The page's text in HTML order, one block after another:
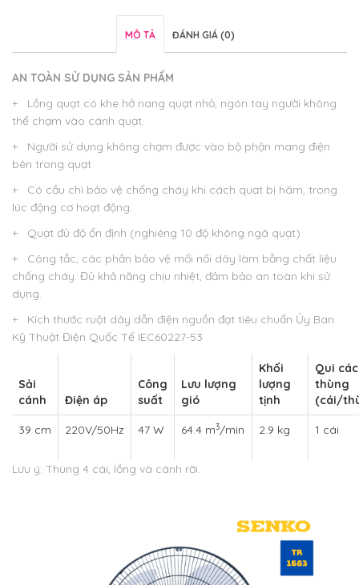
MÔ TẢ ĐÁNH GIÁ (0)
AN TOÀN SỬ DỤNG SẢN PHẨM
+ Lồng quạt có khe hở nang quạt nhỏ, ngón tay người không
thể chạm vào cánh quạt.
+ Người sử dụng không chạm được vào bộ phận mang điện
bên trong quạt
+ Có cầu chì bảo vệ chống cháy khi cách quạt bị hãm, trong
lúc động cơ hoạt động.
+ Quạt đủ độ ổn định (nghiêng 10 độ không ngã quạt)
+ Công tắc, các phần bảo vệ mối nối dây làm bằng chất liệu
chống cháy. Đủ khả năng chịu nhiệt, đảm bảo an toàn khi sử
dụng.
+ Kích thước ruột dây dẫn điện nguồn đạt tiêu chuẩn Ủy Ban
Kỹ Thuật Điện Quốc Tế IEC60227-53
Sải
cánh
Điện áp
Công
suất
Lưu lượng
gió
Khối
lượng
tịnh
Qui
thùng
(cái/
39 cm 220V/50Hz 47 W 64.4 m3/min 2.9 kg 1 cái
Lưu ý: Thùng 4 cái, lồng và cánh rời.